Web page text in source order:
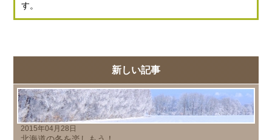
す。
新しい記事
2015年04月28日